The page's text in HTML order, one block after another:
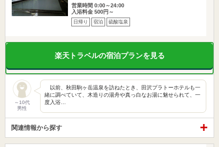
営業時間 0:00～24:00
入浴料金 500円～
日帰り 宿泊 硫酸塩泉
楽天トラベルの宿泊プランを見る
～10代
男性
以前、秋田駒ヶ岳温泉を訪ねたとき、田沢プラトーホテルも一
緒に調べていて、木造りの湯舟や真っ白なお湯に魅せられて、一
度入浴…
関連情報から探す